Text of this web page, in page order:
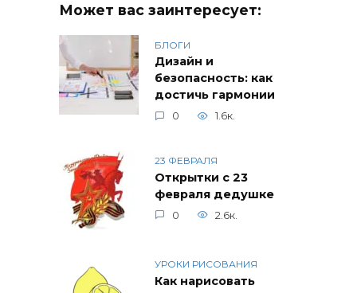
Может вас заинтересует:
БЛОГИ
Дизайн и
безопасность: как
достичь гармонии
0 1.6к.
23 ФЕВРАЛЯ
Открытки с 23
февраля дедушке
0 2.6к.
УРОКИ РИСОВАНИЯ
Как нарисовать